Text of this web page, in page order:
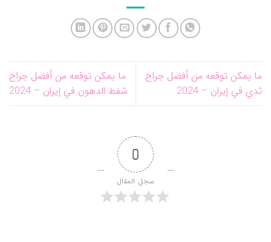
ما يمكن توقعه من أفضل جراح
ثدي في إيران – 2024
ما يمكن توقعه من أفضل جراح
شفط الدهون في إيران – 2024
0
سجل المقال